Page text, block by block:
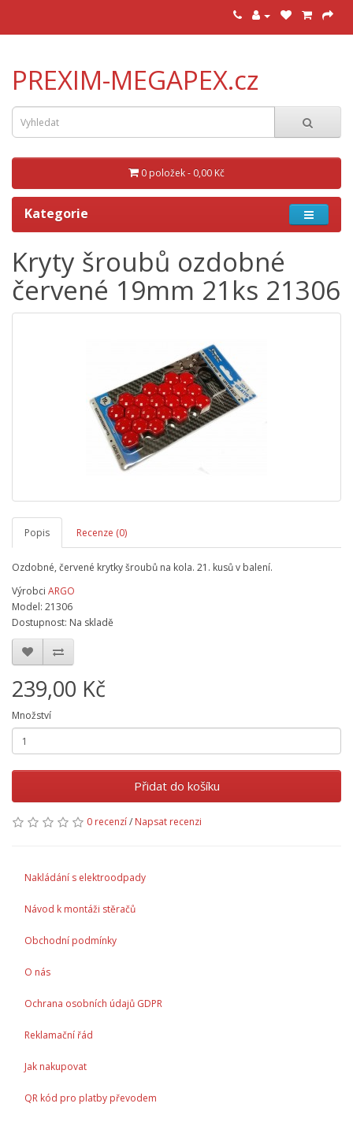
PREXIM-MEGAPEX.cz
0 položek - 0,00 Kč
Kategorie
Kryty šroubů ozdobné
červené 19mm 21ks 21306
Popis Recenze (0)
Ozdobné, červené krytky šroubů na kola. 21. kusů v balení.
Výrobci ARGO
Model: 21306
Dostupnost: Na skladě
239,00 Kč
Množství
Přidat do košíku
0 recenzí/ Napsat recenzi
Nakládání s elektroodpady
Návod k montáži stěračů
Obchodní podmínky
O nás
Ochrana osobních údajů GDPR
Reklamační řád
Jak nakupovat
QR kód pro platby převodem